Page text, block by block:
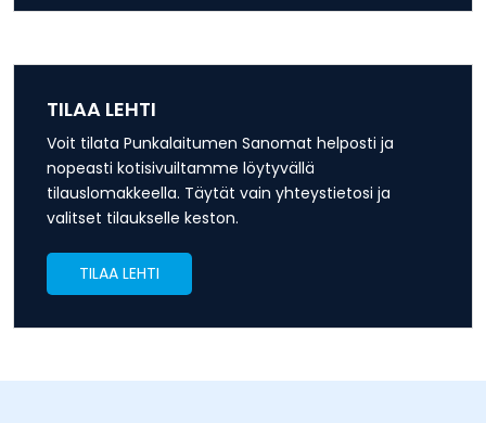
TILAA LEHTI
Voit tilata Punkalaitumen Sanomat helposti ja
nopeasti kotisivuiltamme löytyvällä
tilauslomakkeella. Täytät vain yhteystietosi ja
valitset tilaukselle keston.
TILAA LEHTI